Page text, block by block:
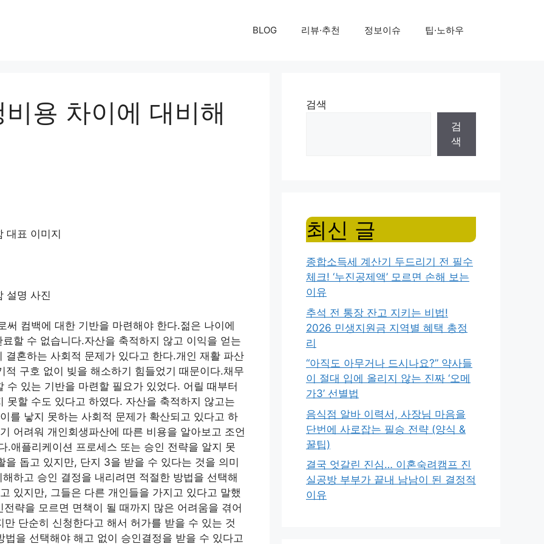
BLOG 리뷰·추천 정보이슈 팁·노하우
용 차이에 대비해
컴백에 대한 기반을 마련해야 한다.젊은 나이에
할 수 없습니다.자산을 축적하지 않고 이익을 얻는
혼하는 사회적 문제가 있다고 한다.개인 재활 파산
구호 없이 빚을 해소하기 힘들었기 때문이다.채무
있는 기반을 마련할 필요가 있었다. 어릴 때부터
못할 수도 있다고 하였다. 자산을 축적하지 않고는
를 낳지 못하는 사회적 문제가 확산되고 있다고 하
어려워 개인회생파산에 따른 비용을 알아보고 조언
.애플리케이션 프로세스 또는 승인 전략을 알지 못
돕고 있지만, 단지 3을 받을 수 있다는 것을 의미
하고 승인 결정을 내리려면 적절한 방법을 선택해
있지만, 그들은 다른 개인들을 가지고 있다고 말했
략을 모르면 면책이 될 때까지 많은 어려움을 겪어
단순히 신청한다고 해서 허가를 받을 수 있는 것
을 선택해야 해고 없이 승인결정을 받을 수 있다고
검색
검
색
최신 글
종합소득세 계산기 두드리기 전 필수
체크! ‘누진공제액’ 모르면 손해 보는
이유
추석 전 통장 잔고 지키는 비법!
2026 민생지원금 지역별 혜택 총정
리
“아직도 아무거나 드시나요?” 약사들
이 절대 입에 올리지 않는 진짜 ‘오메
가3’ 선별법
음식점 알바 이력서, 사장님 마음을
단번에 사로잡는 필승 전략 (양식 &
꿀팁)
결국 엇갈린 진심… 이혼숙려캠프 진
실공방 부부가 끝내 남남이 된 결정적
이유